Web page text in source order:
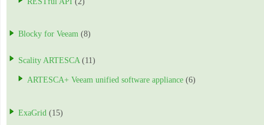
Blocky for Veeam (8)
Scality ARTESCA (11)
ARTESCA+ Veeam unified software appliance (6)
ExaGrid (15)